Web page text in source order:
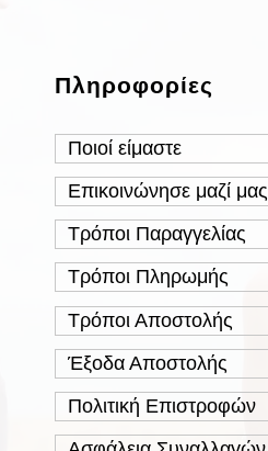
Πληροφορίες
Ποιοί είμαστε
Επικοινώνησε μαζί μας
Τρόποι Παραγγελίας
Τρόποι Πληρωμής
Τρόποι Αποστολής
Έξοδα Αποστολής
Πολιτική Επιστροφών